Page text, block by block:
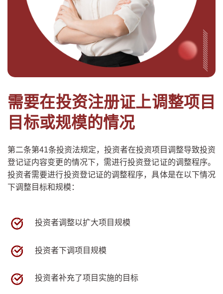
需要在投资注册证上调整项目
目标或规模的情况
第二条第41条投资法规定，投资者在投资项目调整导致投资
登记证内容变更的情况下，需进行投资登记证的调整程序。
投资者需要进行投资登记证的调整程序，具体是在以下情况
下调整目标和规模：
投资者调整以扩大项目规模
投资者下调项目规模
投资者补充了项目实施的目标